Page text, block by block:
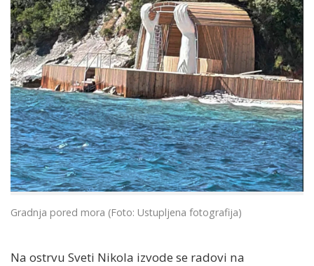
Gradnja pored mora (Foto: Ustupljena fotografija)
Na ostrvu Sveti Nikola izvode se radovi na